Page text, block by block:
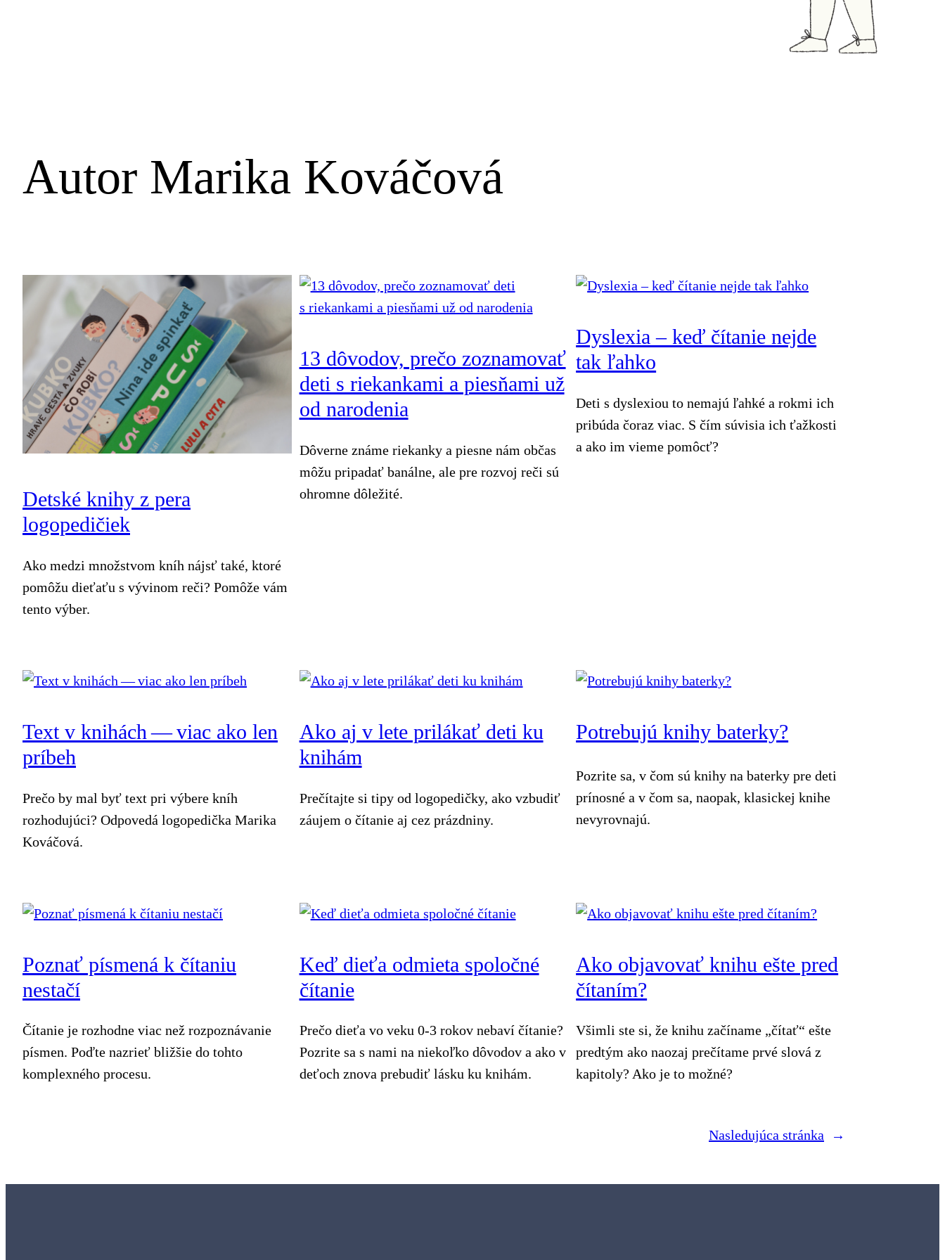
Autor Marika Kováčová
Detské knihy z pera
logopedičiek
Ako medzi množstvom kníh nájsť také, ktoré
pomôžu dieťaťu s vývinom reči? Pomôže vám
tento výber.
13 dôvodov, prečo zoznamovať
deti s riekankami a piesňami už
od narodenia
Dôverne známe riekanky a piesne nám občas
môžu pripadať banálne, ale pre rozvoj reči sú
ohromne dôležité.
Dyslexia – keď čítanie nejde
tak ľahko
Deti s dyslexiou to nemajú ľahké a rokmi ich
pribúda čoraz viac. S čím súvisia ich ťažkosti
a ako im vieme pomôcť?
Text v knihách — viac ako len
príbeh
Prečo by mal byť text pri výbere kníh
rozhodujúci? Odpovedá logopedička Marika
Kováčová.
Ako aj v lete prilákať deti ku
knihám
Prečítajte si tipy od logopedičky, ako vzbudiť
záujem o čítanie aj cez prázdniny.
Potrebujú knihy baterky?
Pozrite sa, v čom sú knihy na baterky pre deti
prínosné a v čom sa, naopak, klasickej knihe
nevyrovnajú.
Poznať písmená k čítaniu
nestačí
Čítanie je rozhodne viac než rozpoznávanie
písmen. Poďte nazrieť bližšie do tohto
komplexného procesu.
Keď dieťa odmieta spoločné
čítanie
Prečo dieťa vo veku 0-3 rokov nebaví čítanie?
Pozrite sa s nami na niekoľko dôvodov a ako v
deťoch znova prebudiť lásku ku knihám.
Ako objavovať knihu ešte pred
čítaním?
Všimli ste si, že knihu začíname „čítať“ ešte
predtým ako naozaj prečítame prvé slová z
kapitoly? Ako je to možné?
Nasledujúca stránka →